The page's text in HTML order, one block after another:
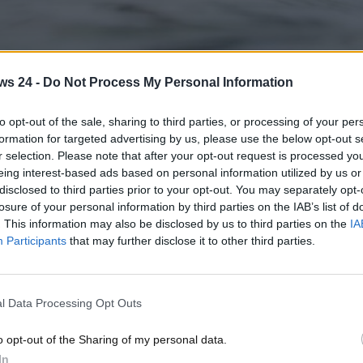
24 - Do Not Process My Personal Information
opt-out of the sale, sharing to third parties, or processing of your
for targeted advertising by us, please use the below opt-out
selection. Please note that after your opt-out request is processed
interest-based ads based on personal information utilized by us
to third parties prior to your opt-out. You may separately
of your personal information by third parties on the IAB’s list of
This information may also be disclosed by us to third parties on the
Participants that may further disclose it to other third parties.
Data Processing Opt Outs
opt-out of the Sharing of my personal data.
degli anni '50 - www.motorinews24.com
auto possano prendere valore nel corso del tempo.
degli anni ’50. Se lo possiedi potresti intascare
e tutti i dettagli associati a esso.
del nostro Paese. L’anno della sua fondazione,
Vincenzo Lancia decise di creare dal nulla una azienda
di auto di lusso.A partire dal 1969 l’azienda venne
.
Alcune di esse hanno davvero fatto la storia del
vari decenni, come
targata Lancia realizzata negli anni ’50 e
1951 e rimase in produzione per sette anni, fino al